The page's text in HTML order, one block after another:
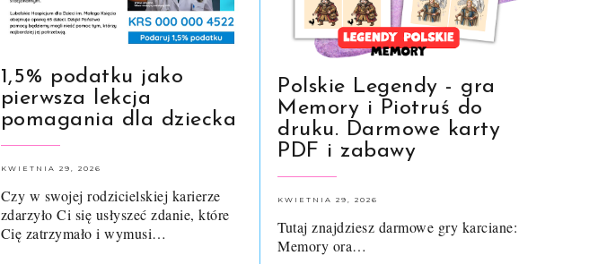
1,5% podatku jako
pierwsza lekcja
pomagania dla dziecka
KWIETNIA 29, 2026
Czy w swojej rodzicielskiej karierze
zdarzyło Ci się usłyszeć zdanie, które
Cię zatrzymało i wymusi…
Polskie Legendy - gra
Memory i Piotruś do
druku. Darmowe karty
PDF i zabawy
KWIETNIA 29, 2026
Tutaj znajdziesz darmowe gry karciane:
Memory ora…